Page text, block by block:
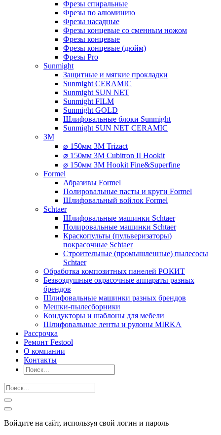
Фрезы спиральные
Фрезы по алюминию
Фрезы насадные
Фрезы концевые со сменным ножом
Фрезы концевые
Фрезы концевые (дюйм)
Фрезы Pro
Sunmight
Защитные и мягкие прокладки
Sunmight CERAMIC
Sunmight SUN NET
Sunmight FILM
Sunmight GOLD
Шлифовальные блоки Sunmight
Sunmight SUN NET CERAMIC
3M
⌀ 150мм 3M Trizact
⌀ 150мм 3M Cubitron II Hookit
⌀ 150мм 3M Hookit Fine&Superfine
Formel
Абразивы Formel
Полировальные пасты и круги Formel
Шлифовальный войлок Formel
Schtaer
Шлифовальные машинки Schtaer
Полировальные машинки Schtaer
Краскопульты (пульверизаторы)
покрасочные Schtaer
Строительные (промышленные) пылесосы
Schtaer
Обработка композитных панелей РОКИТ
Безвоздушные окрасочные аппараты разных
брендов
Шлифовальные машинки разных брендов
Мешки-пылесборники
Кондукторы и шаблоны для мебели
Шлифовальные ленты и рулоны MIRKA
Рассрочка
Ремонт Festool
О компании
Контакты
Войдите на сайт, используя свой логин и пароль